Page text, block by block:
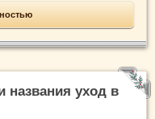
названия уход в